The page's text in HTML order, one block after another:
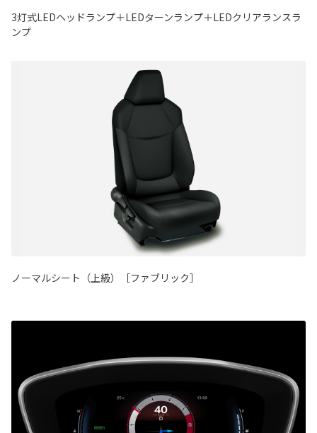
3灯式LEDヘッドランプ＋LEDターンランプ＋LEDクリアランスラ
ンプ
ノーマルシート（上級）［ファブリック］